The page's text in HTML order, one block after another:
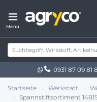
Menü
0931 87 09 81
Startseite Werkstatt
Spannstiftsortiment